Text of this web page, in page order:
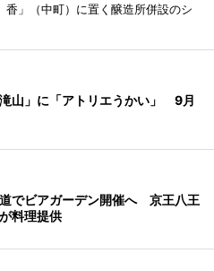
」（中町）に置く醸造所併設のシ
滝山」に「アトリエうかい」 9月
でビアガーデン開催へ 京王八王
料理提供